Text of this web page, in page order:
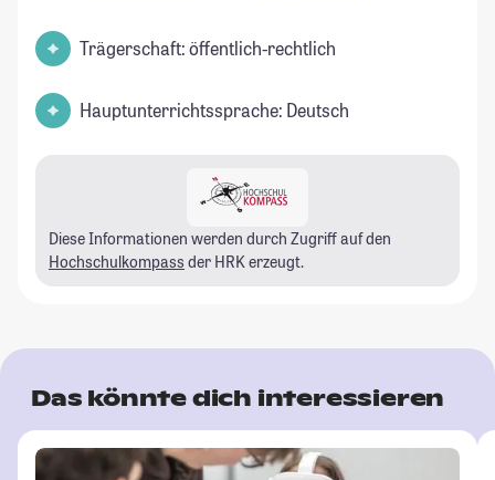
Trägerschaft: öffentlich-rechtlich
Hauptunterrichtssprache: Deutsch
Diese Informationen werden durch Zugriff auf den
Hochschulkompass der HRK erzeugt.
Das könnte dich interessieren